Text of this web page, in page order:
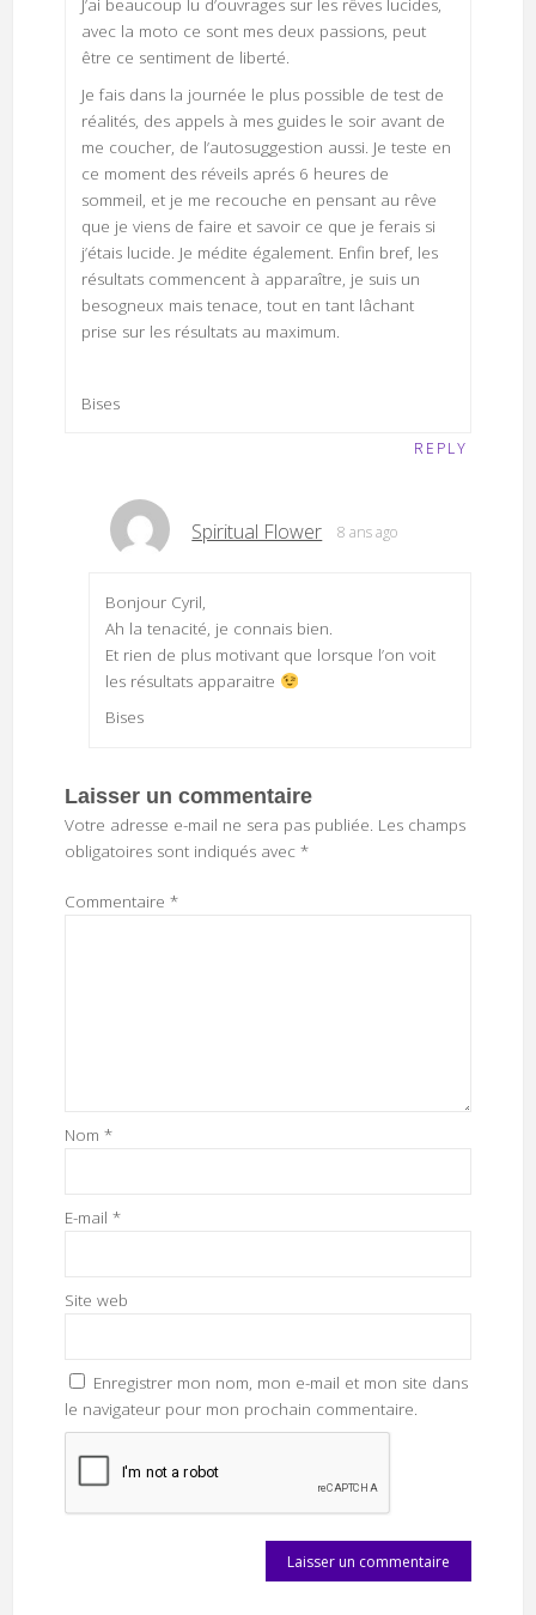
J’ai beaucoup lu d’ouvrages sur les rêves lucides,
avec la moto ce sont mes deux passions, peut
être ce sentiment de liberté.
Je fais dans la journée le plus possible de test de
réalités, des appels à mes guides le soir avant de
me coucher, de l’autosuggestion aussi. Je teste en
ce moment des réveils aprés 6 heures de
sommeil, et je me recouche en pensant au rêve
que je viens de faire et savoir ce que je ferais si
j’étais lucide. Je médite également. Enfin bref, les
résultats commencent à apparaître, je suis un
besogneux mais tenace, tout en tant lâchant
prise sur les résultats au maximum.
Bises
REPLY
Spiritual Flower 8 ans ago
Bonjour Cyril,
Ah la tenacité, je connais bien.
Et rien de plus motivant que lorsque l’on voit
les résultats apparaitre
Bises
Laisser un commentaire
Votre adresse e-mail ne sera pas publiée. Les champs
obligatoires sont indiqués avec *
Commentaire *
Nom *
E-mail *
Site web
Enregistrer mon nom, mon e-mail et mon site dans
le navigateur pour mon prochain commentaire.